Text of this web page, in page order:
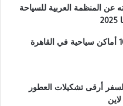
عن المنظمة العربية للسياحة
أرقى تشكيلات العطور